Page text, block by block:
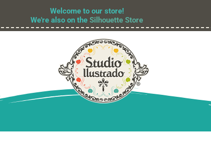
Welcome to our store!
We're also on theSilhouette Store